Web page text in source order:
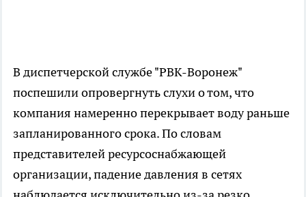
В диспетчерской службе "РВК-Воронеж"
поспешили опровергнуть слухи о том, что
компания намеренно перекрывает воду раньше
запланированного срока. По словам
представителей ресурсоснабжающей
организации, падение давления в сетях